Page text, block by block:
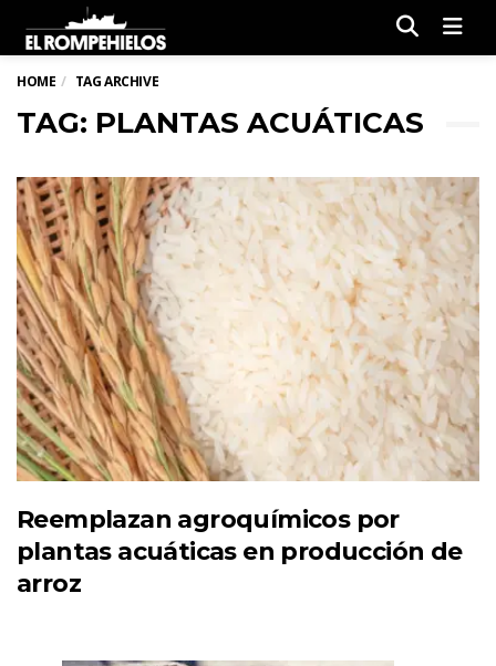
HOME TAG ARCHIVE
TAG: PLANTAS ACUÁTICAS
Reemplazan agroquímicos por
plantas acuáticas en producción de
arroz